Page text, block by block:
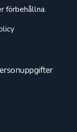
förbehållna.